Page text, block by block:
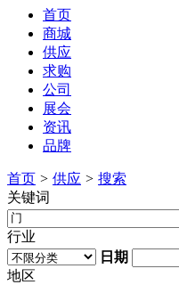
首页
商城
供应
求购
公司
展会
资讯
品牌
首页 > 供应 > 搜索
关键词
行业
日期
地区